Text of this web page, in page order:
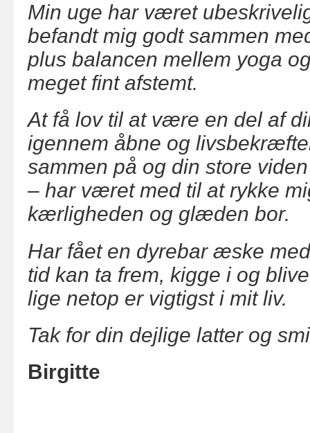
Min uge har været
befandt mig godt sammen
plus balancen mellem yoga
meget fint afstemt.
At få lov til at være en del af
igennem åbne og
sammen på og din store
– har været med til at rykke
kærligheden og glæden bor.
Har fået en dyrebar æske
tid kan ta frem, kigge i og
lige netop er vigtigst i mit liv.
Tak for din dejlige latter og
Birgitte